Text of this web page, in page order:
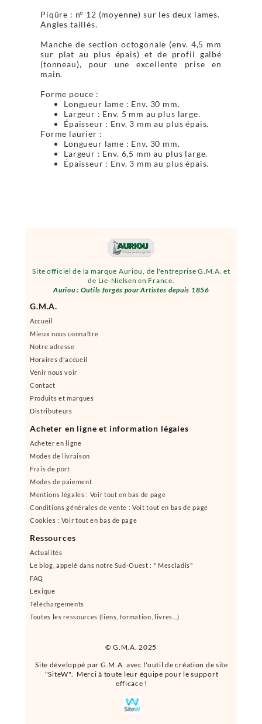
© G.M.A. 2025
Site officiel de la marque Auriou, de l'entreprise G.M.A. et
de Lie-Nielsen en France.
Auriou : Outils forgés pour Artistes depuis 1856
Site développé par G.M.A. avec l'outil de création de site
"SiteW". Merci à toute leur équipe pour le support
efficace !
G.M.A.
Accueil
Mieux nous connaître
Notre adresse
Horaires d'accueil
Venir nous voir
Contact
Produits et marques
Distributeurs
Acheter en ligne et information légales
Acheter en ligne
Modes de livraison
Frais de port
Modes de paiement
Mentions légales : Voir tout en bas de page
Conditions générales de vente : Voit tout en bas de page
Cookies : Voir tout en bas de page
Ressources
Actualités
Le blog, appelé dans notre Sud-Ouest : " Mescladis"
FAQ
Lexique
Téléchargements
Toutes les ressources (liens, formation, livres...)
Piqûre : n° 12 (moyenne) sur les deux lames.
Angles taillés.
Manche de section octogonale (env. 4,5 mm
sur plat au plus épais) et de profil galbé
(tonneau), pour une excellente prise en
main.
Forme pouce :
Longueur lame : Env. 30 mm.
Largeur : Env. 5 mm au plus large.
Épaisseur : Env. 3 mm au plus épais.
Forme laurier :
Longueur lame : Env. 30 mm.
Largeur : Env. 6,5 mm au plus large.
Épaisseur : Env. 3 mm au plus épais.